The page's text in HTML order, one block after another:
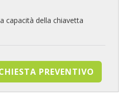
capacità della chiavetta